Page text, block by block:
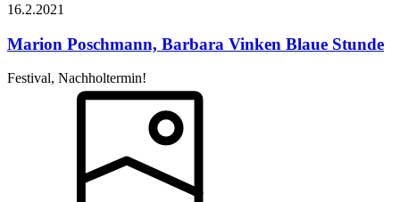
16.2.2021
Marion Poschmann, Barbara Vinken Blaue Stunde
Festival, Nachholtermin!